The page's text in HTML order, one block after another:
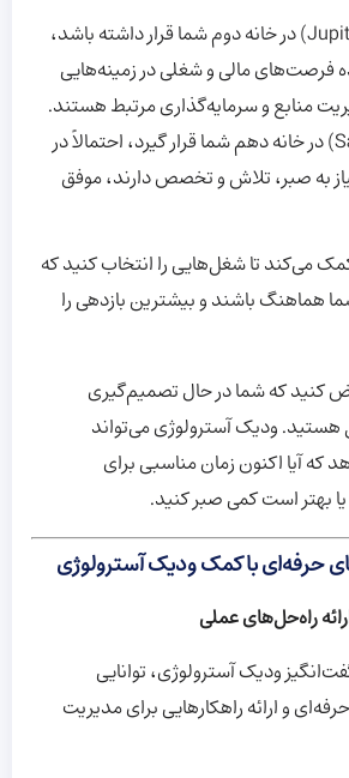
اگر مشتری (Jupiter) در خانه دوم شما قرار داشته باشد،
فرصت‌های مالی و شغلی در زمینه‌هایی
منابع و سرمایه‌گذاری مرتبط هستند.
اگر زحل (Saturn) در خانه دهم شما قرار گیرد، احتمالاً در
به صبر، تلاش و تخصص دارند، موفق
می‌کند تا شغل‌هایی را انتخاب کنید که
هماهنگ باشند و بیشترین بازدهی را
کنید که شما در حال تصمیم‌گیری
هستید. ودیک آسترولوژی می‌تواند
که آیا اکنون زمان مناسبی برای
بهتر است کمی صبر کنید.
حرفه‌ای با کمک ودیک آسترولوژی
راه‌حل‌های عملی
ودیک آسترولوژی، توانایی
و ارائه راهکارهایی برای مدیریت